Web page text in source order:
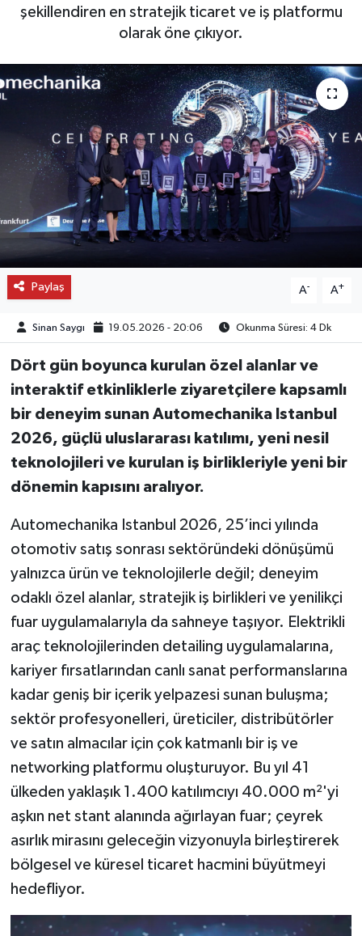
şekillendiren en stratejik ticaret ve iş platformu
olarak öne çıkıyor.
Paylaş A- A+
Sinan Saygı 19.05.2026 - 20:06 Okunma Süresi: 4 Dk
Dört gün boyunca kurulan özel alanlar ve
interaktif etkinliklerle ziyaretçilere kapsamlı
bir deneyim sunan Automechanika Istanbul
2026, güçlü uluslararası katılımı, yeni nesil
teknolojileri ve kurulan iş birlikleriyle yeni bir
dönemin kapısını aralıyor.
Automechanika Istanbul 2026, 25’inci yılında
otomotiv satış sonrası sektöründeki dönüşümü
yalnızca ürün ve teknolojilerle değil; deneyim
odaklı özel alanlar, stratejik iş birlikleri ve yenilikçi
fuar uygulamalarıyla da sahneye taşıyor. Elektrikli
araç teknolojilerinden detailing uygulamalarına,
kariyer fırsatlarından canlı sanat performanslarına
kadar geniş bir içerik yelpazesi sunan buluşma;
sektör profesyonelleri, üreticiler, distribütörler
ve satın almacılar için çok katmanlı bir iş ve
networking platformu oluşturuyor. Bu yıl 41
ülkeden yaklaşık 1.400 katılımcıyı 40.000 m²'yi
aşkın net stant alanında ağırlayan fuar; çeyrek
asırlık mirasını geleceğin vizyonuyla birleştirerek
bölgesel ve küresel ticaret hacmini büyütmeyi
hedefliyor.
SPOR
FİNANS